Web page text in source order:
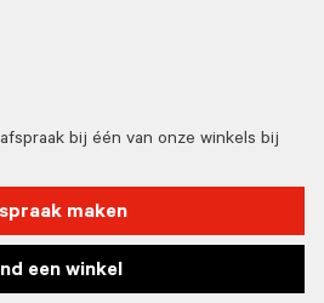
bij één van onze winkels bij
maken
een winkel